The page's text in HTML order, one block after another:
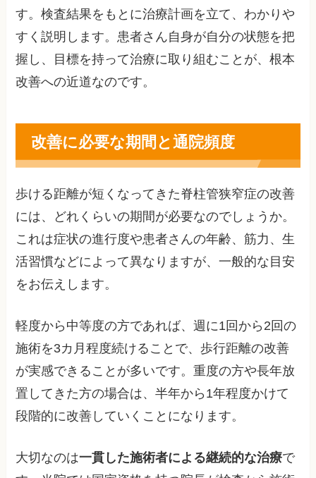
す。検査結果をもとに治療計画を立て、わかりや
すく説明します。患者さん自身が自分の状態を把
握し、目標を持って治療に取り組むことが、根本
改善への近道なのです。
改善に必要な期間と通院頻度
歩ける距離が短くなってきた脊柱管狭窄症の改善
には、どれくらいの期間が必要なのでしょうか。
これは症状の進行度や患者さんの年齢、筋力、生
活習慣などによって異なりますが、一般的な目安
をお伝えします。
軽度から中等度の方であれば、週に1回から2回の
施術を3カ月程度続けることで、歩行距離の改善
が実感できることが多いです。重度の方や長年放
置してきた方の場合は、半年から1年程度かけて
段階的に改善していくことになります。
大切なのは一貫した施術者による継続的な治療で